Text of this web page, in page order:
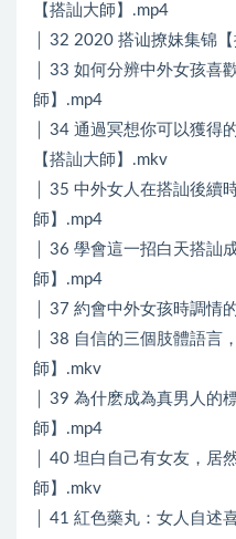
【搭訕大師】.mp4
│ 32 2020 搭讪撩妹集锦
│ 33 如何分辨中外女孩喜
師】.mp4
│ 34 通過冥想你可以獲得
【搭訕大師】.mkv
│ 35 中外女人在搭訕後續
師】.mp4
│ 36 學會這一招白天搭訕
師】.mp4
│ 37 約會中外女孩時調情
│ 38 自信的三個肢體語言
師】.mkv
│ 39 為什麽成為真男人的
師】.mp4
│ 40 坦白自己有女友，居
師】.mkv
│ 41 紅色藥丸：女人自述